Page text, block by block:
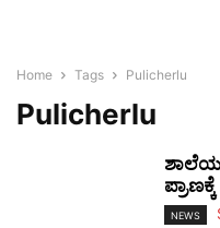
Home Tags Pulicherlu
Pulicherlu
ಶಾಲೆಯ
NEWS